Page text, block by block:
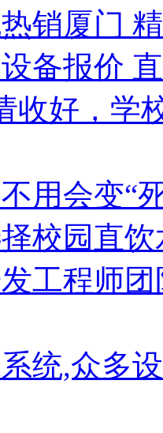
销厦门
备报价
收好，学
用会变“
校园直
工程师
统,众多